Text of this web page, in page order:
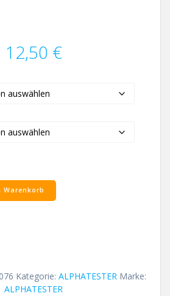
12,50 €
Warenkorb
Kategorie: ALPHATESTER Marke:
ALPHATESTER